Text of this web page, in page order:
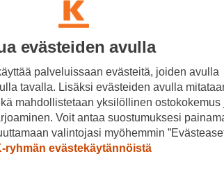
Ei
Tuotetiedot:
Ketjut:
Väritön
evästeiden avulla
palveluissaan evästeitä, joiden avulla
tavalla. Lisäksi evästeiden avulla
mahdollistetaan yksilöllinen ostokokemus
Voit antaa suostumuksesi
valintojasi myöhemmin
ryhmän evästekäytännöistä